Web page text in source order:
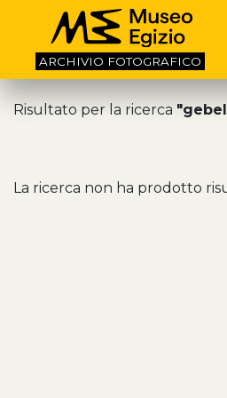
ARCHIVIO FOTOGRAFICO
Risultato per la ricerca
La ricerca non ha prodotto